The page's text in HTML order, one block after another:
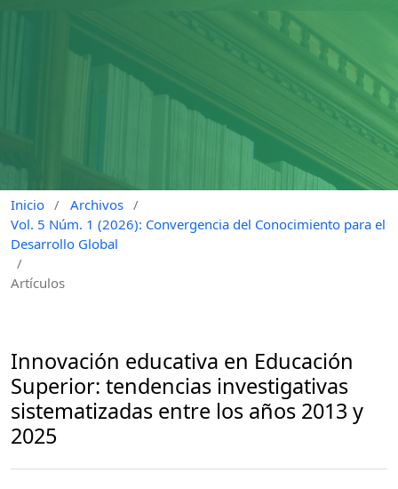
Inicio / Archivos /
Vol. 5 Núm. 1 (2026): Convergencia del Conocimiento para el
Desarrollo Global
/
Artículos
Innovación educativa en Educación
Superior: tendencias investigativas
sistematizadas entre los años 2013 y
2025